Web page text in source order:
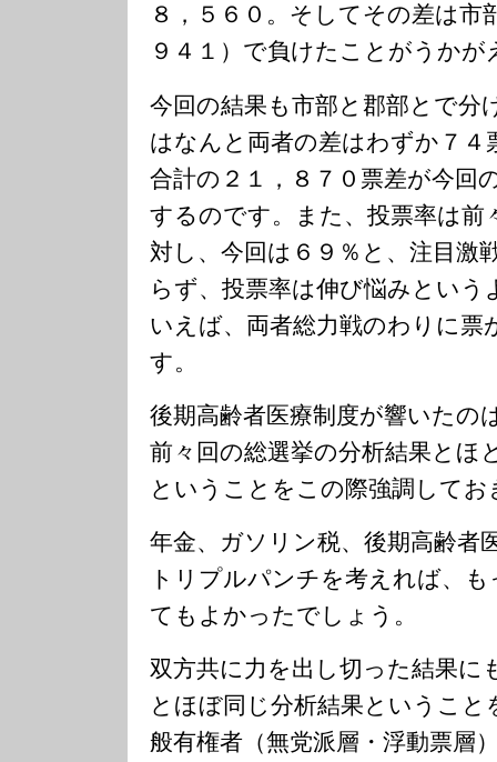
８，５６０。そしてその差は市
９４１）で負けたことがうかが
今回の結果も市部と郡部とで分
はなんと両者の差はわずか７４
合計の２１，８７０票差が今回
するのです。また、投票率は前
対し、今回は６９％と、注目激
らず、投票率は伸び悩みとい
いえば、両者総力戦のわりに票
す。
後期高齢者医療制度が響いたの
前々回の総選挙の分析結果とほ
ということをこの際強調して
年金、ガソリン税、後期高齢者
トリプルパンチを考えれば、
てもよかったでしょう。
双方共に力を出し切った結果に
とほぼ同じ分析結果ということ
般有権者（無党派層・浮動票層